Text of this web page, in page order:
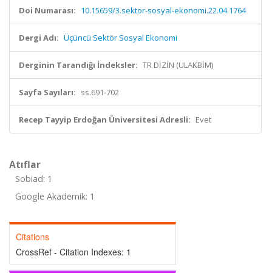
Doi Numarası: 10.15659/3.sektor-sosyal-ekonomi.22.04.1764
Dergi Adı: Üçüncü Sektör Sosyal Ekonomi
Derginin Tarandığı İndeksler: TR DİZİN (ULAKBİM)
Sayfa Sayıları: ss.691-702
Recep Tayyip Erdoğan Üniversitesi Adresli: Evet
Atıflar
Sobiad: 1
Google Akademik: 1
Citations
CrossRef - Citation Indexes: 1